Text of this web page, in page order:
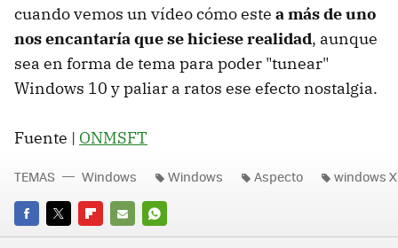
cuando vemos un vídeo cómo este a más de uno
nos encantaría que se hiciese realidad, aunque
sea en forma de tema para poder "tunear"
Windows 10 y paliar a ratos ese efecto nostalgia.
Fuente | ONMSFT
FACEBOOK
TWITTERFLIPBOARD
E-
WHATSAPP
TEMAS Windows Windows Aspecto windows